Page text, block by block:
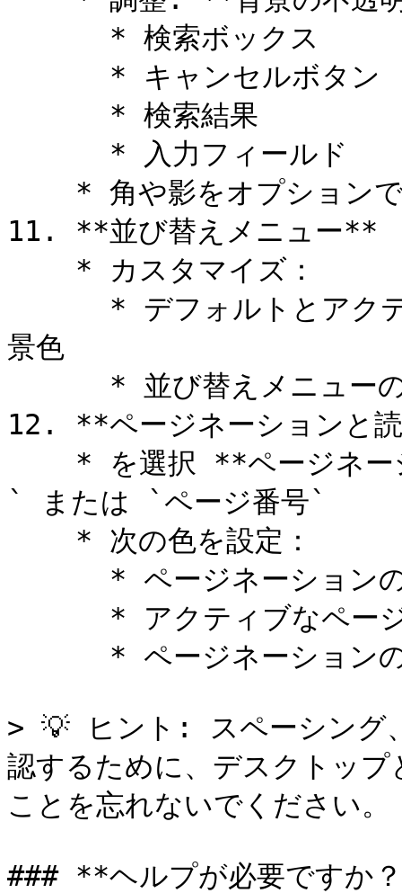
11. **並び替えメニュー**
景色
12. **ページネーションと
` または `ページ番号`
> 💡 ヒント: スペーシング
認するために、デスクトッ
ことを忘れないでください。
### **ヘルプが必要ですか